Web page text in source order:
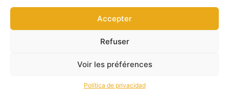
Accepter
Refuser
Voir les préférences
Política de privacidad
27 62
contact@delimbe.com
Política de privacidad–
Derechos de autor © 2025
diseñado por Ocean